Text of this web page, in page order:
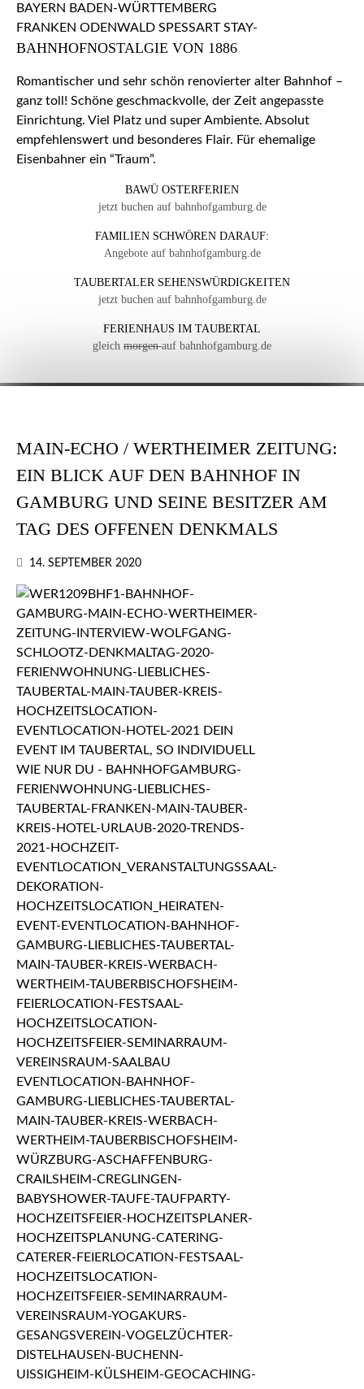
BAHNHOFNOSTALGIE VON 1886
Romantischer und sehr schön renovierter alter Bahnhof –
ganz toll! Schöne geschmackvolle, der Zeit angepasste
Einrichtung. Viel Platz und super Ambiente. Absolut
empfehlenswert und besonderes Flair. Für ehemalige
Eisenbahner ein “Traum”.
BAWÜ OSTERFERIEN
jetzt buchen auf bahnhofgamburg.de
FAMILIEN SCHWÖREN DARAUF:
Angebote auf bahnhofgamburg.de
TAUBERTALER SEHENSWÜRDIGKEITEN
jetzt buchen auf bahnhofgamburg.de
FERIENHAUS IM TAUBERTAL
gleich morgenauf bahnhofgamburg.de
MAIN-ECHO / WERTHEIMER ZEITUNG:
EIN BLICK AUF DEN BAHNHOF IN
GAMBURG UND SEINE BESITZER AM
TAG DES OFFENEN DENKMALS
14. SEPTEMBER 2020